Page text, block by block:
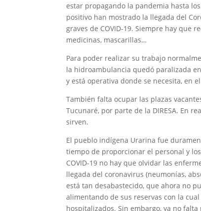
estar propagando la pandemia hasta
positivo han mostrado la llegada del
graves de COVID-19. Siempre hay que
medicinas, mascarillas…
Para poder realizar su trabajo
la hidroambulancia quedó paralizada
y está operativa donde se necesita, en
También falta ocupar las plazas
Tucunaré, por parte de la DIRESA. En
sirven.
El pueblo indígena Urarina fue
tiempo de proporcionar el personal y
COVID-19 no hay que olvidar las
llegada del coronavirus (neumonías,
está tan desabastecido, que ahora no
alimentando de sus reservas con la
hospitalizados. Sin embargo, ya no